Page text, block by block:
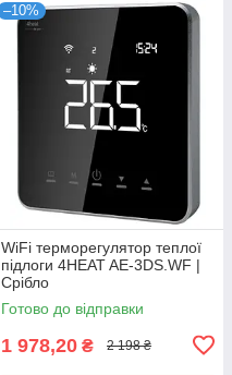
–10%
WiFi терморегулятор теплої
підлоги 4HEAT AE-3DS.WF |
Срібло
Готово до відправки
1 978,20 ₴ 2 198 ₴